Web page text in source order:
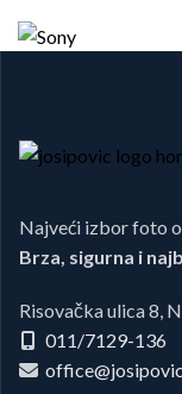
Najveći izbor foto
Brza, sigurna i
Risovačka ulica 8,
011/7129-136